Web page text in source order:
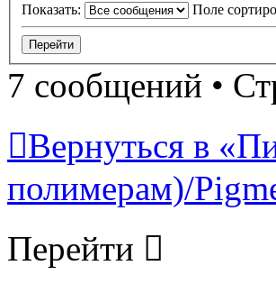
Показать: Поле
7 сообщений •
Вернуться в
полимерам)/
Перейти